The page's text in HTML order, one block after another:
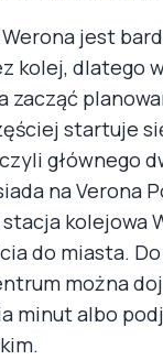
jest
kolej, dlatego
startuje
głównego
na Verona
kolejowa
do miasta. Do
można
minut albo